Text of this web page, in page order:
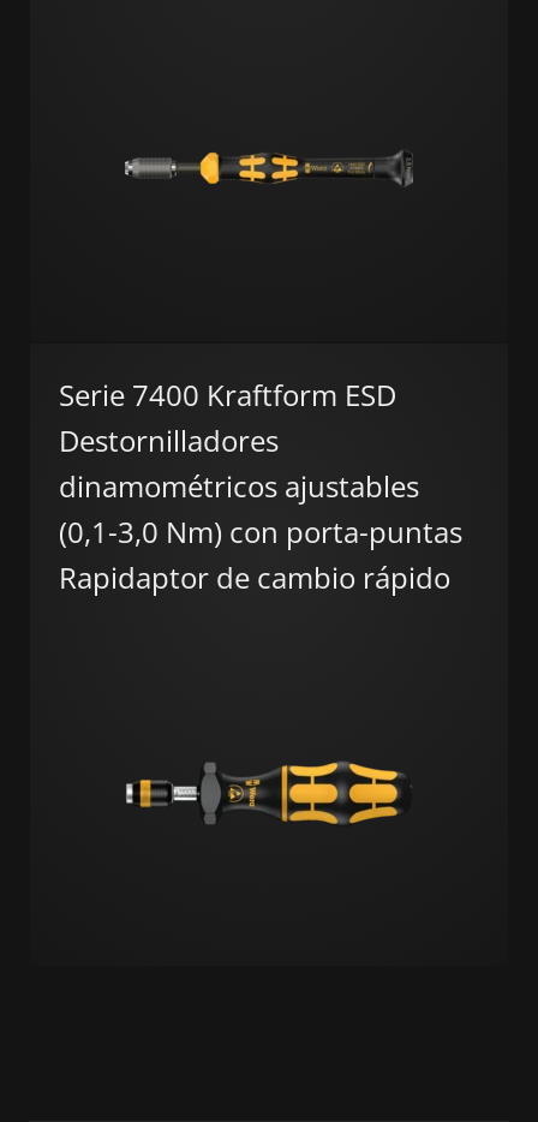
Serie 7400 Kraftform ESD
Destornilladores
dinamométricos ajustables
(0,1-3,0 Nm) con porta-puntas
Rapidaptor de cambio rápido